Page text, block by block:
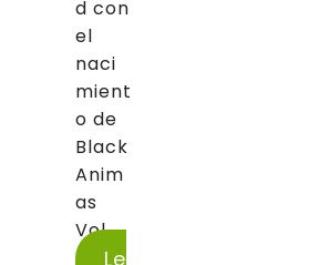
d con
el
naci
mient
o de
Black
Anim
as
Vol....
Le